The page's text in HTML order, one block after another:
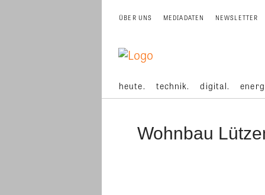
ÜBER UNS MEDIADATEN NEWSLETTER
heute. technik. digital.
Wohnbau